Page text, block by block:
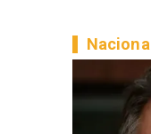
Nacional